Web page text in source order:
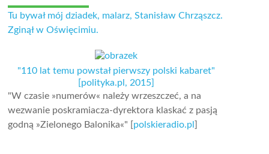
Tu bywał mój dziadek, malarz, Stanisław Chrząszcz.
Zginął w Oświęcimiu.
"110 lat temu powstał pierwszy polski kabaret"
[polityka.pl, 2015]
"W czasie »numerów« należy wrzeszczeć, a na
wezwanie poskramiacza-dyrektora klaskać z pasją
godną »Zielonego Balonika«" [ polskieradio.pl